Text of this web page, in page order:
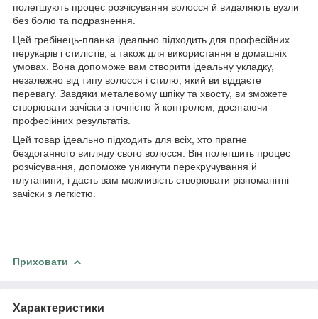
полегшують процес розчісування волосся й видаляють вузли
без болю та подразнення.
Цей гребінець-планка ідеально підходить для професійних
перукарів і стилістів, а також для використання в домашніх
умовах. Вона допоможе вам створити ідеальну укладку,
незалежно від типу волосся і стилю, який ви віддаєте
перевагу. Завдяки металевому шпіку та хвосту, ви зможете
створювати зачіски з точністю й контролем, досягаючи
професійних результатів.
Цей товар ідеально підходить для всіх, хто прагне
бездоганного вигляду свого волосся. Він полегшить процес
розчісування, допоможе уникнути перекручування й
плутанини, і дасть вам можливість створювати різноманітні
зачіски з легкістю.
Приховати
Характеристики